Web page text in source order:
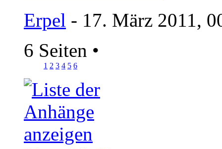
Erpel - 17. März 2011,
6 Seiten •
1 2 3 4 5 6